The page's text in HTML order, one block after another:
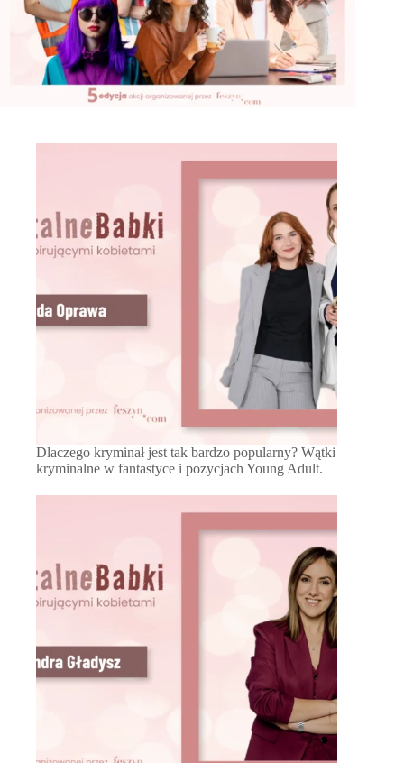
Dlaczego kryminał jest tak bardzo popularny? Wątki
kryminalne w fantastyce i pozycjach Young Adult.